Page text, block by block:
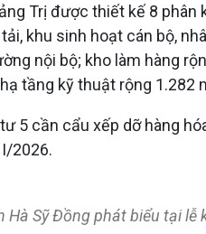
Trị được thiết kế 8
khu sinh hoạt cán bộ,
nội bộ; kho làm hàng
tầng kỹ thuật rộng
5 cần cẩu xếp dỡ hàng
2026.
Hà Sỹ Đồng phát biểu tại lễ